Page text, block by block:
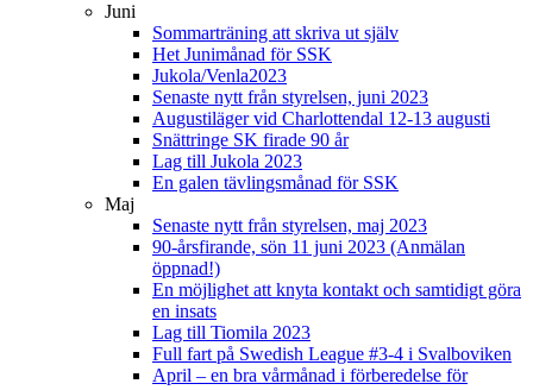
Juni
Sommarträning att skriva ut själv
Het Junimånad för SSK
Jukola/Venla2023
Senaste nytt från styrelsen, juni 2023
Augustiläger vid Charlottendal 12-13 augusti
Snättringe SK firade 90 år
Lag till Jukola 2023
En galen tävlingsmånad för SSK
Maj
Senaste nytt från styrelsen, maj 2023
90-årsfirande, sön 11 juni 2023 (Anmälan
öppnad!)
En möjlighet att knyta kontakt och samtidigt göra
en insats
Lag till Tiomila 2023
Full fart på Swedish League #3-4 i Svalboviken
April – en bra vårmånad i förberedelse för